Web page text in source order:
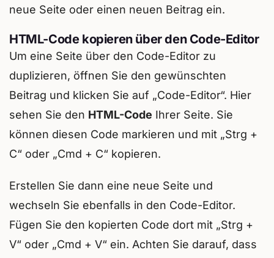
neue Seite oder einen neuen Beitrag ein.
HTML-Code kopieren über den Code-Editor
Um eine Seite über den Code-Editor zu
duplizieren, öffnen Sie den gewünschten
Beitrag und klicken Sie auf „Code-Editor“. Hier
sehen Sie den HTML-Code Ihrer Seite. Sie
können diesen Code markieren und mit „Strg +
C“ oder „Cmd + C“ kopieren.
Erstellen Sie dann eine neue Seite und
wechseln Sie ebenfalls in den Code-Editor.
Fügen Sie den kopierten Code dort mit „Strg +
V“ oder „Cmd + V“ ein. Achten Sie darauf, dass